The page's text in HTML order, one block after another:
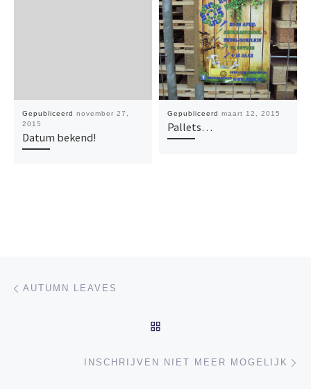
Gepubliceerd november 27,
2015
Datum bekend!
Gepubliceerd maart 12, 2015
Pallets…
Bericht navigatie
AUTUMN LEAVES
INSCHRIJVEN NIET MEER MOGELIJK